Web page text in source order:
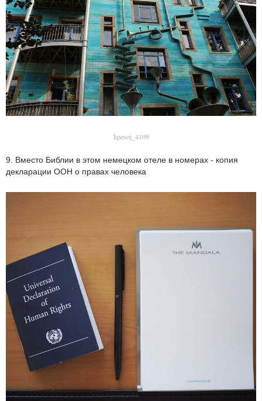
hpesoj_4109
9. Вместо Библии в этом немецком отеле в номерах - копия
декларации ООН о правах человека